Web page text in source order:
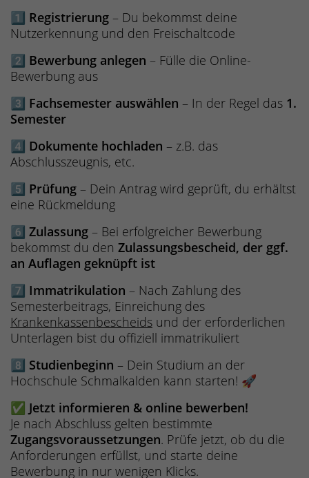
1️⃣ Registrierung – Du bekommst deine
Nutzerkennung und den Freischaltcode
2️⃣ Bewerbung anlegen – Fülle die Online-
Bewerbung aus
3️⃣ Fachsemester auswählen – In der Regel das 1.
Semester
4️⃣ Dokumente hochladen – z.B. das
Abschlusszeugnis, etc.
5️⃣ Prüfung – Dein Antrag wird geprüft, du erhältst
eine Rückmeldung
6️⃣ Zulassung – Bei erfolgreicher Bewerbung
bekommst du den Zulassungsbescheid, der ggf.
an Auflagen geknüpft ist
7️⃣ Immatrikulation – Nach Zahlung des
Semesterbeitrags, Einreichung des
Krankenkassenbescheids und der erforderlichen
Unterlagen bist du offiziell immatrikuliert
8️⃣ Studienbeginn – Dein Studium an der
Hochschule Schmalkalden kann starten! 🚀
✅ Jetzt informieren & online bewerben!
Je nach Abschluss gelten bestimmte
Zugangsvoraussetzungen. Prüfe jetzt, ob du die
Anforderungen erfüllst, und starte deine
Bewerbung in nur wenigen Klicks.